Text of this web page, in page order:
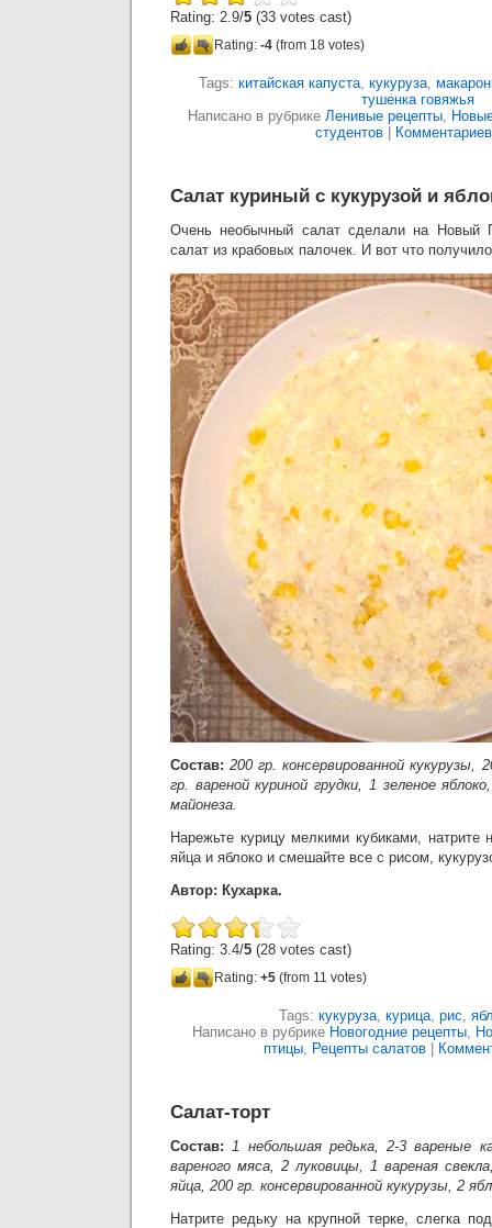
Rating: 2.9/5 (33 votes cast)
Rating: -4 (from 18 votes)
Tags: китайская капуста, кукуруза,
тушенка говяжья
Написано в рубрике Ленивые рецепты,
студентов|
Салат куриный с кукурузой и
Очень необычный салат сделали на Новый
салат из крабовых палочек. И вот что
Состав:200 гр. консервированной кукурузы,
гр. вареной куриной грудки, 1 зеленое
майонеза.
Нарежьте курицу мелкими кубиками, натрите
яйца и яблоко и смешайте все с рисом,
Автор: Кухарка.
Rating: 3.4/5 (28 votes cast)
Rating: +5 (from 11 votes)
Tags: кукуруза, курица, рис,
Написано в рубрике Новогодние рецепты,
птицы, Рецепты салатов
Салат-торт
Состав:1 небольшая редька, 2-3 вареные
вареного мяса, 2 луковицы, 1 вареная
яйца, 200 гр. консервированной кукурузы, 2
Натрите редьку на крупной терке, слегка